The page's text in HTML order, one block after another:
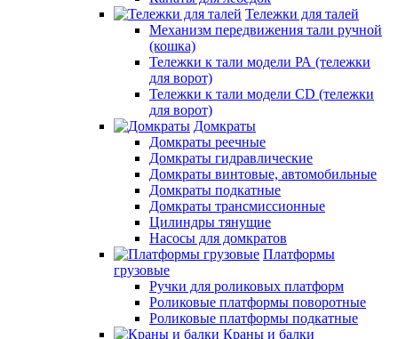
Тележки для талей
Механизм передвижения тали ручной
(кошка)
Тележки к тали модели РА (тележки
для ворот)
Тележки к тали модели CD (тележки
для ворот)
Домкраты
Домкраты реечные
Домкраты гидравлические
Домкраты винтовые, автомобильные
Домкраты подкатные
Домкраты трансмиссионные
Цилиндры тянущие
Насосы для домкратов
Платформы
грузовые
Ручки для роликовых платформ
Роликовые платформы поворотные
Роликовые платформы подкатные
Краны и балки